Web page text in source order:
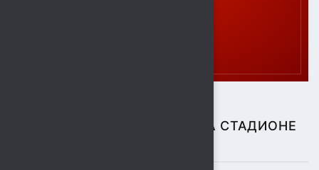
СПОРТИВНЫЕ СОБЫТИЯ НА СТАДИОНЕ